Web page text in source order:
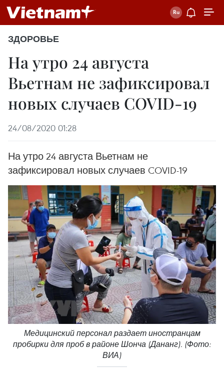
ЗДОРОВЬЕ
На утро 24 августа
Вьетнам не зафиксировал
новых случаев COVID-19
24/08/2020 01:28
На утро 24 августа Вьетнам не
зафиксировал новых случаев COVID-19
Медицинский персонал раздает иностранцам
пробирки для проб в районе Шонча (Дананг). (Фото:
ВИА)